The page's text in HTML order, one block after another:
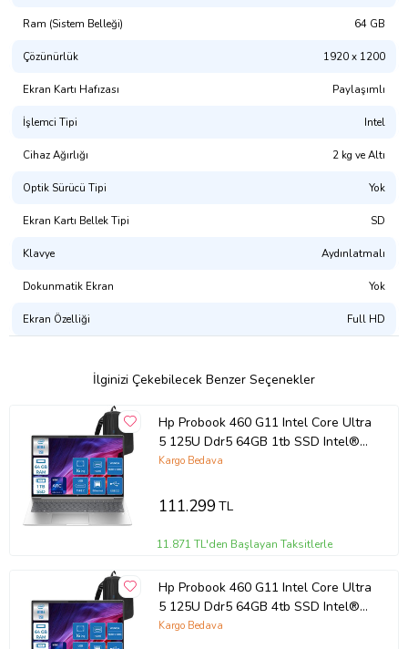
Ram (Sistem Belleği) 64 GB
Çözünürlük 1920 x 1200
Ekran Kartı Hafızası Paylaşımlı
İşlemci Tipi Intel
Cihaz Ağırlığı 2 kg ve Altı
Optik Sürücü Tipi Yok
Ekran Kartı Bellek Tipi SD
Klavye Aydınlatmalı
Dokunmatik Ekran Yok
Ekran Özelliği Full HD
İlginizi Çekebilecek Benzer Seçenekler
Hp Probook 460 G11 Intel Core Ultra
5 125U Ddr5 64GB 1tb SSD Intel®
Aı Boost 16 Wuxga IPS Windows 11
9Y7S7ETH18 + Zettaçanta
Kargo Bedava
111.299TL
11.871 TL'den Başlayan Taksitlerle
Hp Probook 460 G11 Intel Core Ultra
5 125U Ddr5 64GB 4tb SSD Intel®
Aı Boost 16 Wuxga IPS Windows 11
Kargo Bedava